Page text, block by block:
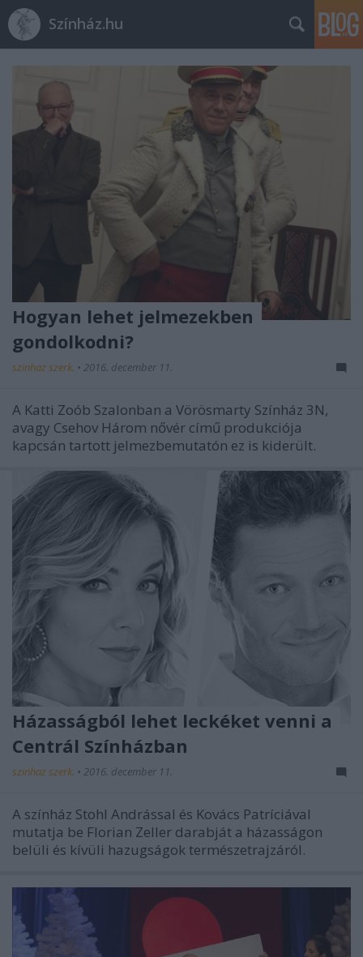
Színház.hu
Hogyan lehet jelmezekben
gondolkodni?
szinhaz szerk. • 2016. december 11.
A Katti Zoób Szalonban a Vörösmarty Színház 3N,
avagy Csehov Három nővér című produkciója
kapcsán tartott jelmezbemutatón ez is kiderült.
Házasságból lehet leckéket venni a
Centrál Színházban
szinhaz szerk. • 2016. december 11.
A színház Stohl Andrással és Kovács Patríciával
mutatja be Florian Zeller darabját a házasságon
belüli és kívüli hazugságok természetrajzáról.